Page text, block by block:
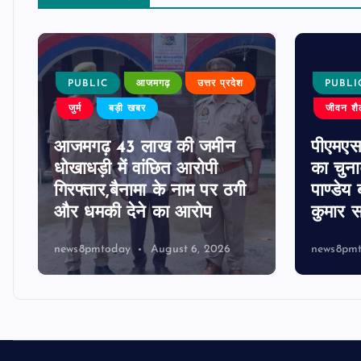
PUBLIC आजमगढ़ उत्तर प्रदेश
जुर्म बड़ी खबर
आजमगढ़ 43 लाख की जमीन
धोखाधड़ी में वांछित आरोपी
गिरफ्तार,बैनामा के नाम पर ठगी
और धमकी देने का आरोप
news8pmtoday August 6, 2026
जीवन
का
पाण्डेय
कुमार